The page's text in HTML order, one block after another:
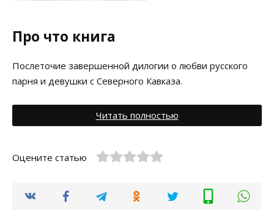
Про что книга
Послеточие завершенной дилогии о любви русского
парня и девушки с Северного Кавказа.
Читать полностью
Оцените статью